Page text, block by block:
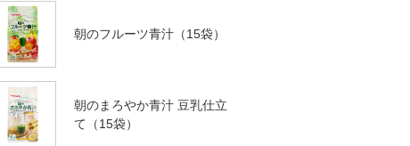
朝のフルーツ青汁（15袋）
朝のまろやか青汁 豆乳仕立
て（15袋）